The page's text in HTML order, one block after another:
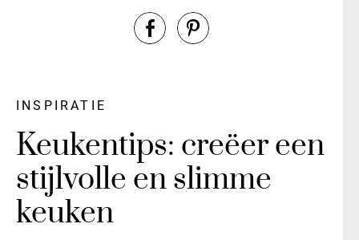
INSPIRATIE
Keukentips: creëer een
stijlvolle en slimme
keuken